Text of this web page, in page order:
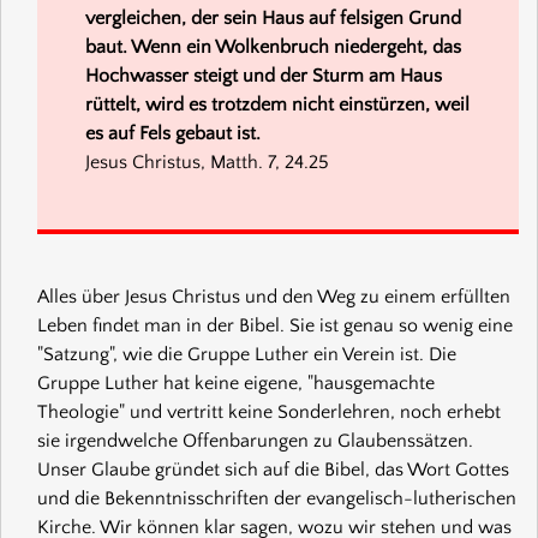
vergleichen, der sein Haus auf felsigen Grund
baut. Wenn ein Wolkenbruch niedergeht, das
Hochwasser steigt und der Sturm am Haus
rüttelt, wird es trotzdem nicht einstürzen, weil
es auf Fels gebaut ist.
Jesus Christus, Matth. 7, 24.25
Alles über Jesus Christus und den Weg zu einem erfüllten
Leben findet man in der Bibel. Sie ist genau so wenig eine
"Satzung", wie die Gruppe Luther ein Verein ist. Die
Gruppe Luther hat keine eigene, "hausgemachte
Theologie" und vertritt keine Sonderlehren, noch erhebt
sie irgendwelche Offenbarungen zu Glaubenssätzen.
Unser Glaube gründet sich auf die Bibel, das Wort Gottes
und die Bekenntnisschriften der evangelisch-lutherischen
Kirche. Wir können klar sagen, wozu wir stehen und was